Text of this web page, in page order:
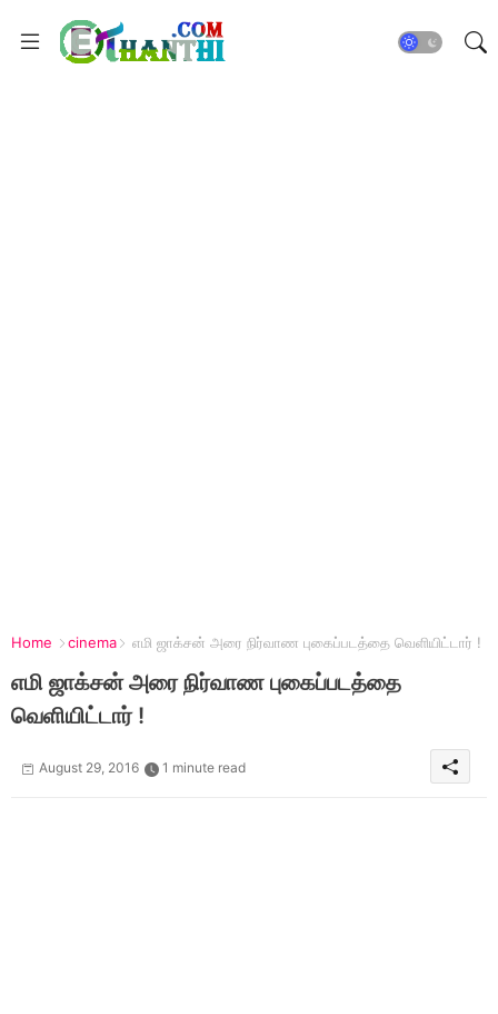
Home cinema எமி ஜாக்சன் அரை நிர்வாண புகைப்படத்தை வெளியிட்டார் !
எமி ஜாக்சன் அரை நிர்வாண புகைப்படத்தை
வெளியிட்டார் !
August 29, 2016 1 minute read